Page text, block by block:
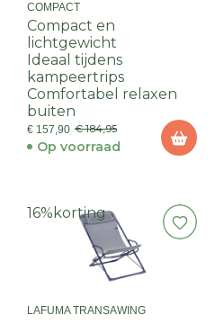
COMPACT
Compact en
lichtgewicht
Ideaal tijdens
kampeertrips
Comfortabel relaxen
buiten
€ 157,90 € 184,95
Op voorraad
16% korting
LAFUMA TRANSAWING